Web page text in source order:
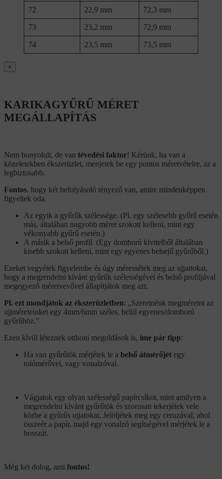
72 22,9 mm 72,3 mm
73 23,2 mm 72,9 mm
74 23,5 mm 73,5 mm
×
KARIKAGYŰRŰ MÉRET
MEGÁLLAPÍTÁS
Nem bonyolult, de van tévedési faktor! Kérünk, ha van a
közeletekben ékszerüzlet, menjetek be egy pontos méretvételre, az a
legbiztosabb.
Fontos, hogy két befolyásoló tényező van, amire mindenképpen
figyeltek oda.
Az egyik a gyűrűk szélessége. (Pl. egy szélesebb gyűrű esetén
más, általában nagyobb méret szokott kelleni, mint egy
vékonyabb gyűrű esetén.)
A másik a belső profil. (Egy domború kivitelből általában
kisebb szokott kelleni, mint egy egyenes belsejű gyűrűből.)
Ezeket vegyétek figyelembe és úgy méressétek meg az ujjaitokat,
hogy a megrendelni kívánt gyűrűk szélességével és belső profiljával
megegyező méretvevővel állapítjátok meg azt.
Pl. ezt mondjátok az ékszerüzletben: „Szeretnénk megméretni az
ujjméreteinket egy 4mm/6mm széles, belül egyenes/domború
gyűrűhöz.”
Ezen kívül léteznek otthoni megoldások is, íme pár tipp:
Ha van gyűrűtök mérjétek le a belső átmérőjét egy
tolómérővel, vagy vonalzóval.
Vágjatok egy olyan szélességű papírcsíkot, mint amilyen a
megrendelni kívánt gyűrűtök és szorosan tekerjétek vele
körbe a gyűrűs ujjatokat. Jelöljétek meg egy ceruzával, ahol
összeér a papír, majd egy vonalzó segítségével mérjétek le a
hosszát.
Még két dolog, ami fontos!